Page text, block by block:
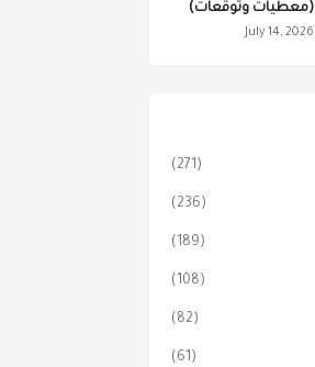
(معطيات وتوقعات)
July 14, 2026
(271)
(236)
(189)
(108)
(82)
(61)